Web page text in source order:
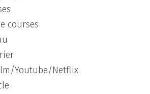
courses
Youtube/Netflix